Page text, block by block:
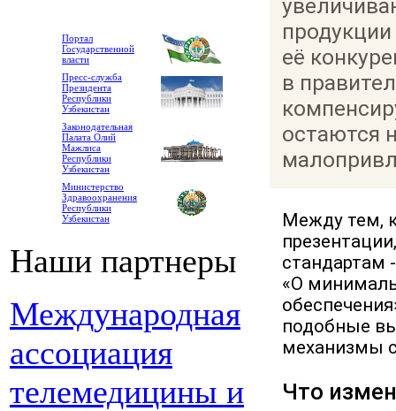
Портал
Государственной
власти
Пресс-служба
Президента
Республики
Узбекистан
Законодательная
Палата Олий
Мажлиса
Республики
Узбекистан
Министерство
Здравоохранения
Республики
Узбекистан
Наши партнеры
Международная
ассоциация
телемедицины и
её
в
остаются
Между тем,
стандартам
«О
подобные
механизмы
Что